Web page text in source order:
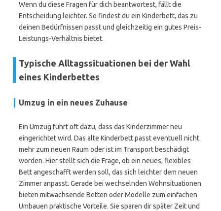
Wenn du diese Fragen für dich beantwortest, fällt die
Entscheidung leichter. So findest du ein Kinderbett, das zu
deinen Bedürfnissen passt und gleichzeitig ein gutes Preis-
Leistungs-Verhältnis bietet.
Typische Alltagssituationen bei der Wahl
eines Kinderbettes
Umzug in ein neues Zuhause
Ein Umzug führt oft dazu, dass das Kinderzimmer neu
eingerichtet wird. Das alte Kinderbett passt eventuell nicht
mehr zum neuen Raum oder ist im Transport beschädigt
worden. Hier stellt sich die Frage, ob ein neues, flexibles
Bett angeschafft werden soll, das sich leichter dem neuen
Zimmer anpasst. Gerade bei wechselnden Wohnsituationen
bieten mitwachsende Betten oder Modelle zum einfachen
Umbauen praktische Vorteile. Sie sparen dir später Zeit und